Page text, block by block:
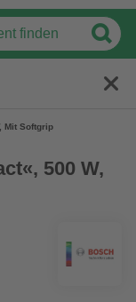
Mit Softgrip
500 W,